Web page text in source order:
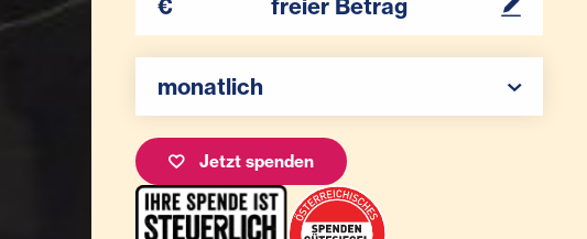
Ihr Betrag
Spenden Auswahl
monatlich
Jetzt spenden